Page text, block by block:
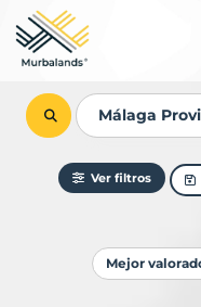
Ver filtros
Ordenar
Mejor